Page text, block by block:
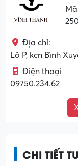
Địa chỉ:
Lô P, kcn Bình
Điện thoại
09750.234.62
CHI TIẾT